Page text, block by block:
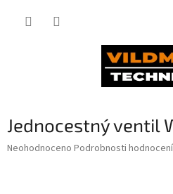
Jednocestný ventil
Průměrné
Neohodnoceno Podrobnosti hodnocení